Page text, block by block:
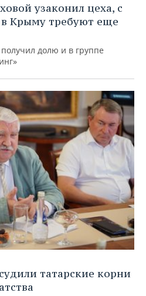
узаконил цеха, с
Крыму требуют еще
долю и в группе
татарские корни